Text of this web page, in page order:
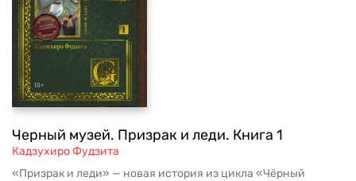
Черный музей. Призрак и леди. Книга 1
Кадзухиро Фудзита
«Призрак и леди» — новая история из цикла «Чёрный